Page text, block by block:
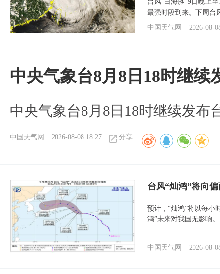
台风“白海豚”9日晚上
最强时段到来。下周台
中国天气网
2026-08-
中央气象台8月8日18时继续
中央气象台8月8日18时继续发布
中国天气网 2026-08-08 18:27 分享
台风“灿鸿”将向
预计，“灿鸿”将以每小
鸿”未来对我国无影响。
中国天气网 2026-08-